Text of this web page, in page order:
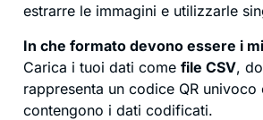
estrarre le immagini e utilizzarle
In che formato devono essere i
Carica i tuoi dati come file CSV,
rappresenta un codice QR univoco
contengono i dati codificati.